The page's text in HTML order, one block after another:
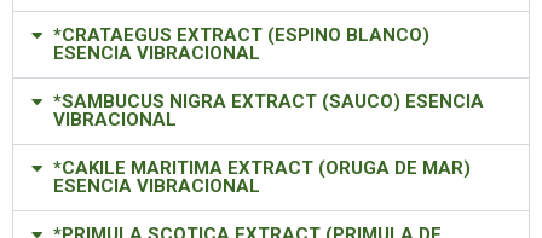
*CRATAEGUS EXTRACT (ESPINO BLANCO)
ESENCIA VIBRACIONAL
*SAMBUCUS NIGRA EXTRACT (SAUCO) ESENCIA
VIBRACIONAL
*CAKILE MARITIMA EXTRACT (ORUGA DE MAR)
ESENCIA VIBRACIONAL